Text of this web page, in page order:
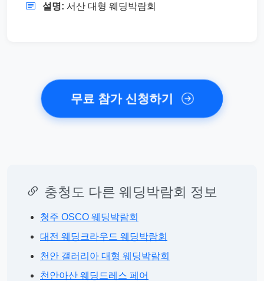
설명: 서산 대형 웨딩박람회
무료 참가 신청하기
충청도 다른 웨딩박람회 정보
청주 OSCO 웨딩박람회
대전 웨딩크라우드 웨딩박람회
천안 갤러리아 대형 웨딩박람회
천안아산 웨딩드레스 페어